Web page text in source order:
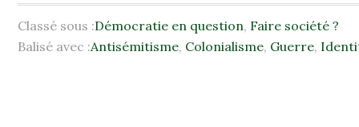
Classé sous :Démocratie en question, Faire société ?
Balisé avec :Antisémitisme, Colonialisme, Guerre,